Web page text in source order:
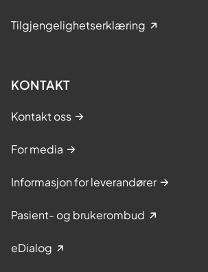
Tilgjengelighetserklæring
KONTAKT
Kontakt oss
For media
Informasjon for leverandører
Pasient- og brukerombud
eDialog